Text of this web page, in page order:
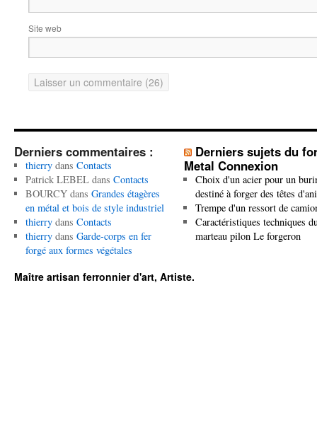
Site web
Derniers commentaires :
thierrydans Contacts
Patrick LEBELdans Contacts
BOURCYdans Grandes étagères
en métal et bois de style industriel
thierrydans Contacts
thierrydans Garde-corps en fer
forgé aux formes végétales
Derniers sujets du
Metal Connexion
Choix d'un acier pour un
destiné à forger des têtes
Trempe d'un ressort de
Caractéristiques techniques
marteau pilon Le forgeron
Maître artisan ferronnier d'art, Artiste.